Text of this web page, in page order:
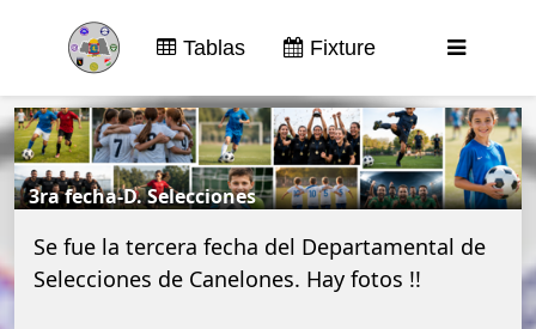
Tablas Fixture
3ra fecha-D. Selecciones
Se fue la tercera fecha del Departamental de
Selecciones de Canelones. Hay fotos !!